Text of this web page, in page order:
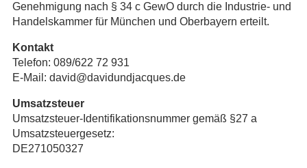
Genehmigung nach § 34 c GewO durch die Industrie- und
Handelskammer für München und Oberbayern erteilt.
Kontakt
Telefon: 089/622 72 931
E-Mail: david@davidundjacques.de
Umsatzsteuer
Umsatzsteuer-Identifikationsnummer gemäß §27 a
Umsatzsteuergesetz:
DE271050327